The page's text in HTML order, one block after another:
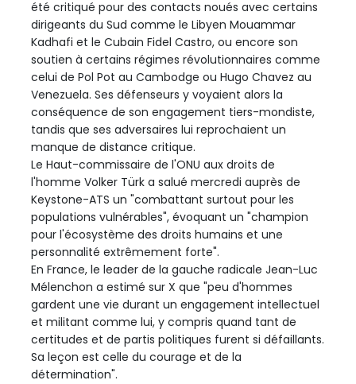
été critiqué pour des contacts noués avec certains
dirigeants du Sud comme le Libyen Mouammar
Kadhafi et le Cubain Fidel Castro, ou encore son
soutien à certains régimes révolutionnaires comme
celui de Pol Pot au Cambodge ou Hugo Chavez au
Venezuela. Ses défenseurs y voyaient alors la
conséquence de son engagement tiers-mondiste,
tandis que ses adversaires lui reprochaient un
manque de distance critique.
Le Haut-commissaire de l'ONU aux droits de
l'homme Volker Türk a salué mercredi auprès de
Keystone-ATS un "combattant surtout pour les
populations vulnérables", évoquant un "champion
pour l'écosystème des droits humains et une
personnalité extrêmement forte".
En France, le leader de la gauche radicale Jean-Luc
Mélenchon a estimé sur X que "peu d'hommes
gardent une vie durant un engagement intellectuel
et militant comme lui, y compris quand tant de
certitudes et de partis politiques furent si défaillants.
Sa leçon est celle du courage et de la
détermination".